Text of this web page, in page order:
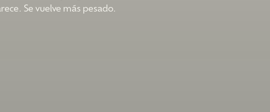
Se vuelve más pesado.